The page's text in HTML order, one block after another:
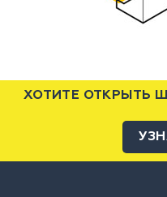
ХОТИТЕ ОТКРЫТЬ